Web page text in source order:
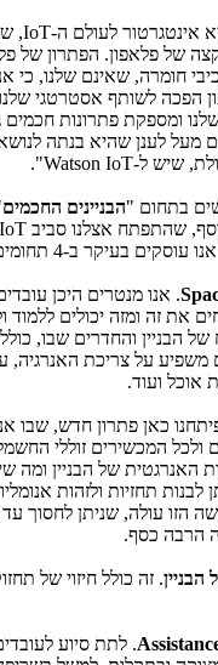
אינטגרטור לעולם ה-IoT
,
של פלאפון. הפתרון של
חומרה, שאינם שלנו, כי
הפכה לשותף אסטרטגי
ומספקת פתרונות
לענן שהיא בנתה לנושא
שיש ל-Watson IoT
".
בתחום "הבניינים החכמים
שהתפתח אצלנו סביב
בעיקר ב-4 תחומים:
. אנו מנטרים היכן
את זה ומזה יכולים ללמוד
הבניין והחדרים שבו,
משפיע על צריכת האנרגיה,
אוכל ועוד.
כאן פתרון חדש, שבו
ולכל המכשירים זוללי
האנרגטית של הבניין ומה
לבנות תחזיות ולזהות
הרבה כסף.
. זה כולל חיזוי של
. לתת סיוע